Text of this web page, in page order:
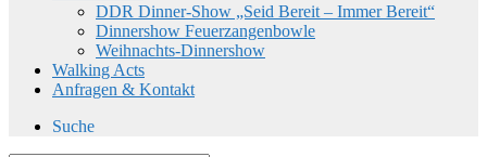
DDR Dinner-Show „Seid Bereit – Immer Bereit“
Dinnershow Feuerzangenbowle
Weihnachts-Dinnershow
Walking Acts
Anfragen & Kontakt
Suche